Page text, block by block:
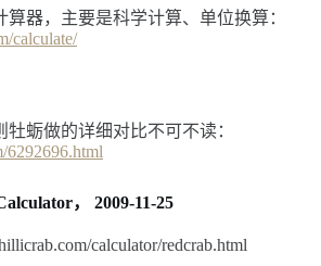
器，主要是科学计算、单位换算：
calculate/
蛎做的详细对比不可不读：
6292696.html
， 2009-11-25
calculator/redcrab.html